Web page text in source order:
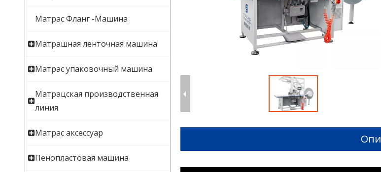
Матрас Фланг -Машина
Матрашная ленточная машина
Матрас упаковочный машина
Матрацская производственная
линия
Матрас аксессуар
Пенопластовая машина